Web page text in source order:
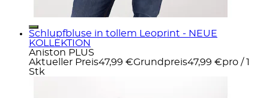
Schlupfbluse in tollem Leoprint - NEUE
KOLLEKTION
Aniston PLUS
Aktueller Preis47,99 €Grundpreis47,99 €pro / 1
Stk